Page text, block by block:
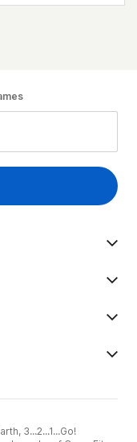
3...2...1...Go!